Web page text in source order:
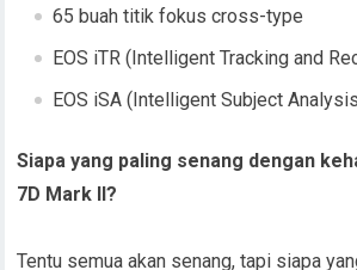
65 buah titik fokus cross-type
EOS iTR (Intelligent Tracking and
EOS iSA (Intelligent Subject
Siapa yang paling senang dengan
7D Mark II?
Tentu semua akan senang, tapi siapa